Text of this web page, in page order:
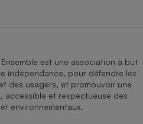
est une association à but
indépendance, pour défendre les
des usagers, et promouvoir une
accessible et respectueuse des
environnementaux.